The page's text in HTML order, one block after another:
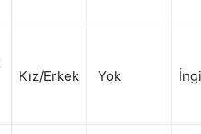
Kız/Erkek Yok